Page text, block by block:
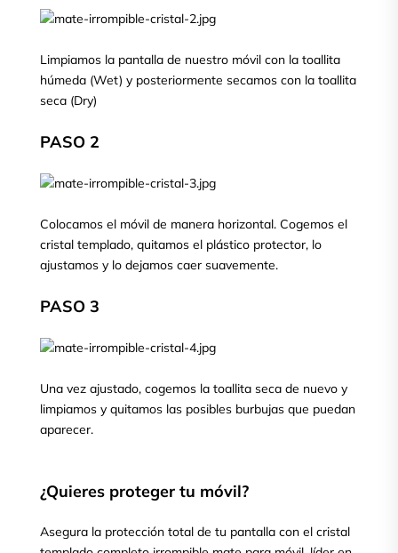
Limpiamos la pantalla de nuestro móvil con la toallita
húmeda (Wet) y posteriormente secamos con la toallita
seca (Dry)
PASO 2
Colocamos el móvil de manera horizontal. Cogemos el
cristal templado, quitamos el plástico protector, lo
ajustamos y lo dejamos caer suavemente.
PASO 3
Una vez ajustado, cogemos la toallita seca de nuevo y
limpiamos y quitamos las posibles burbujas que puedan
aparecer.
¿Quieres proteger tu móvil?
Asegura la protección total de tu pantalla con el cristal